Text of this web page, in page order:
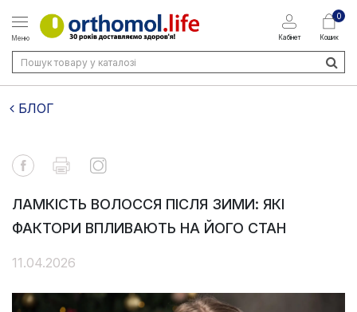
Меню Кабінет
0
Кошик
БЛОГ
ЛАМКІСТЬ ВОЛОССЯ ПІСЛЯ ЗИМИ: ЯКІ
ФАКТОРИ ВПЛИВАЮТЬ НА ЙОГО СТАН
11.04.2026